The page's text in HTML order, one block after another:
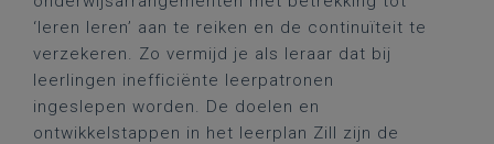
‘leren leren’ aan te reiken en de continuïteit te
verzekeren. Zo vermijd je als leraar dat bij
leerlingen inefficiënte leerpatronen
ingeslepen worden. De doelen en
ontwikkelstappen in het leerplan Zill zijn de